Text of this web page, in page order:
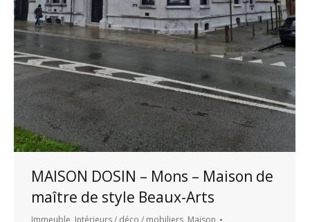
MAISON DOSIN – Mons – Maison de
maître de style Beaux-Arts